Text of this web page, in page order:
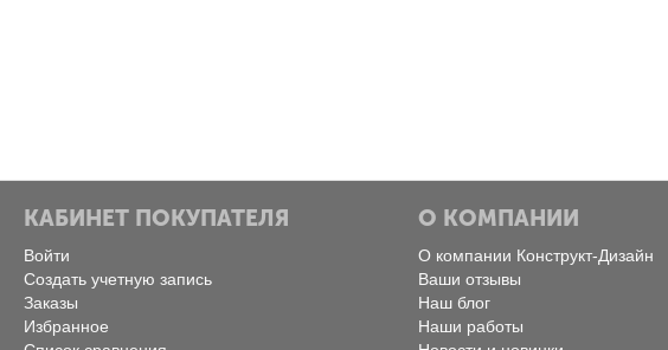
КАБИНЕТ ПОКУПАТЕЛЯ
Войти
Создать учетную запись
Заказы
Избранное
О КОМПАНИИ
О компании Конструкт-Дизайн
Ваши отзывы
Наш блог
Наши работы